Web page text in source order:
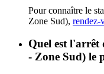
Pour connaître le
Zone Sud), rendez-
Quel est
- Zone Sud) le